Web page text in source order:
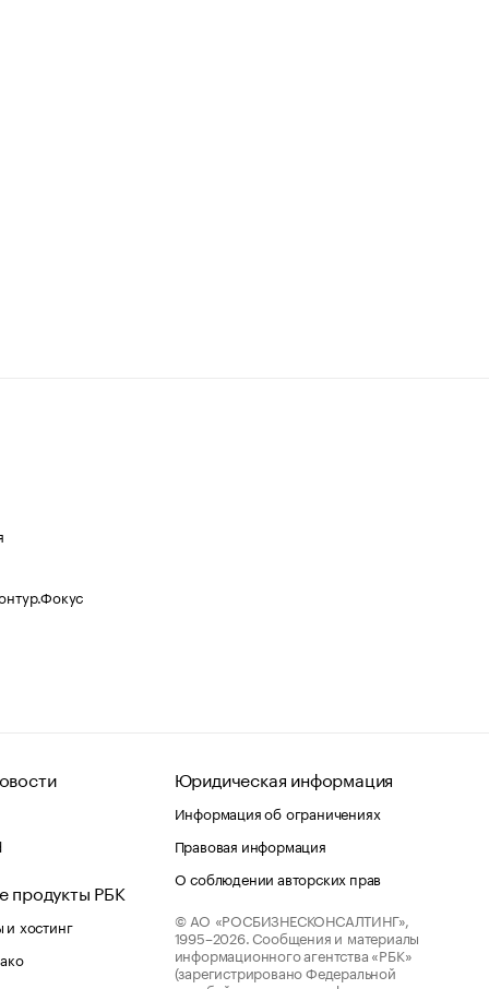
продукты РБК
хостинг
Юридическая информация
Информация об ограничениях
Правовая информация
О соблюдении авторских прав
© АО «РОСБИЗНЕСКОНСАЛТИНГ»,
1995–2026. Сообщения и материалы
информационного агентства «РБК»
(зарегистрировано Федеральной